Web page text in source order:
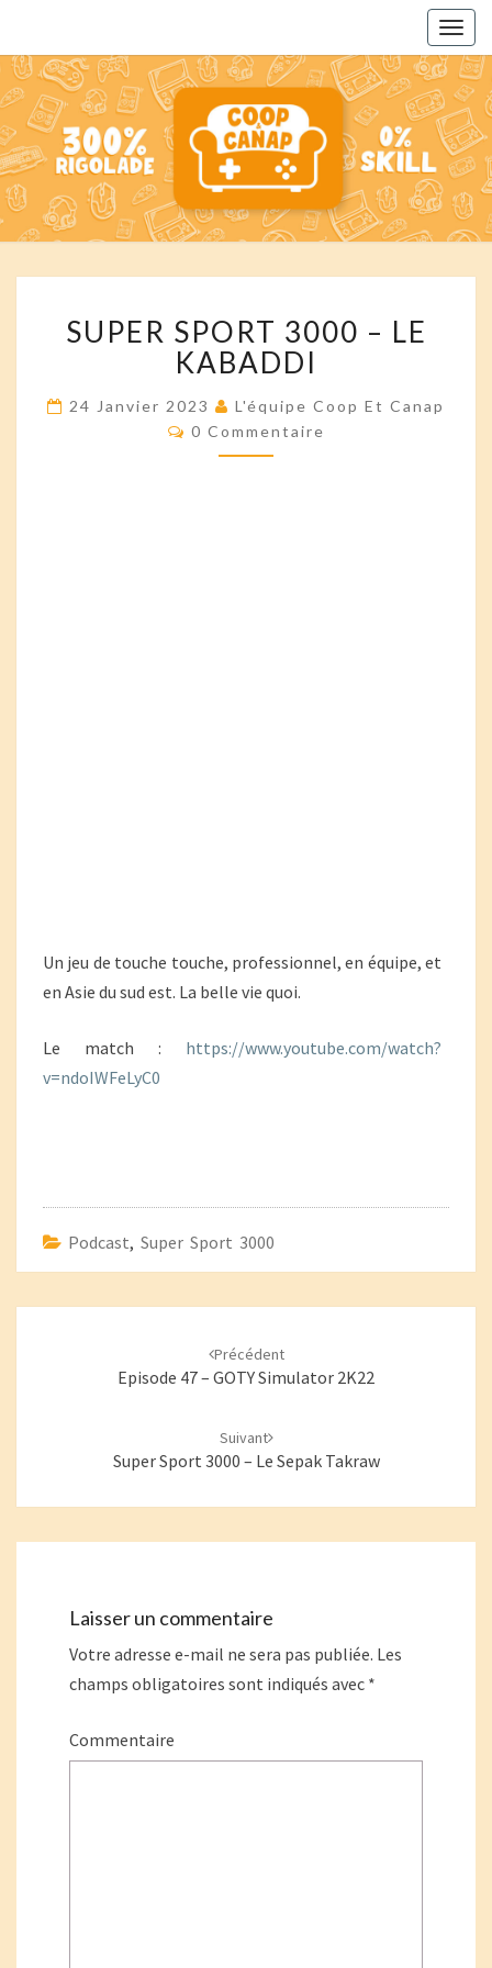
COOP
ET
CANAP'
Des
Podcasts
Pour
Toute La
Famille
SPORT
3000
–
LE
KABADDI
SUPER SPORT 3000 – LE
KABADDI
24 Janvier 2023
L'équipe Coop Et Canap
Commentaires
0 Commentaire
Un jeu de touche touche, professionnel, en équipe, et
en Asie du sud est. La belle vie quoi.
Le match : https://www.youtube.com/watch?
v=ndoIWFeLyC0
Podcast, Super Sport 3000
Précédent
Episode 47 – GOTY Simulator 2K22
Suivant
Super Sport 3000 – Le Sepak Takraw
Laisser un commentaire
Votre adresse e-mail ne sera pas publiée. Les
champs obligatoires sont indiqués avec *
Commentaire